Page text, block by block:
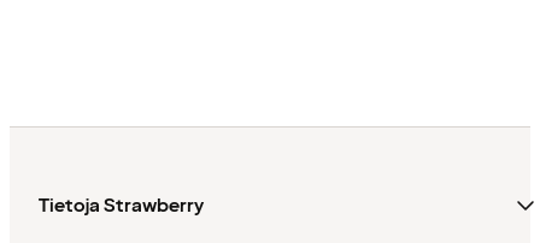
Tietoja Strawberry